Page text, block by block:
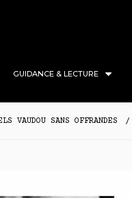
GUIDANCE & LECTURE
VAUDOU SANS OFFRANDES